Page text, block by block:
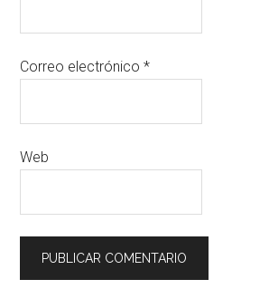
Correo electrónico*
Web